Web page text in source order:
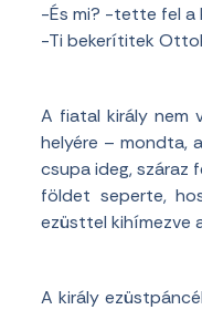
-És mi? -tette fel a
-Ti bekerítitek
A fiatal király nem
helyére – mondta,
csupa ideg, száraz
földet seperte,
ezüsttel kihímezve
A király